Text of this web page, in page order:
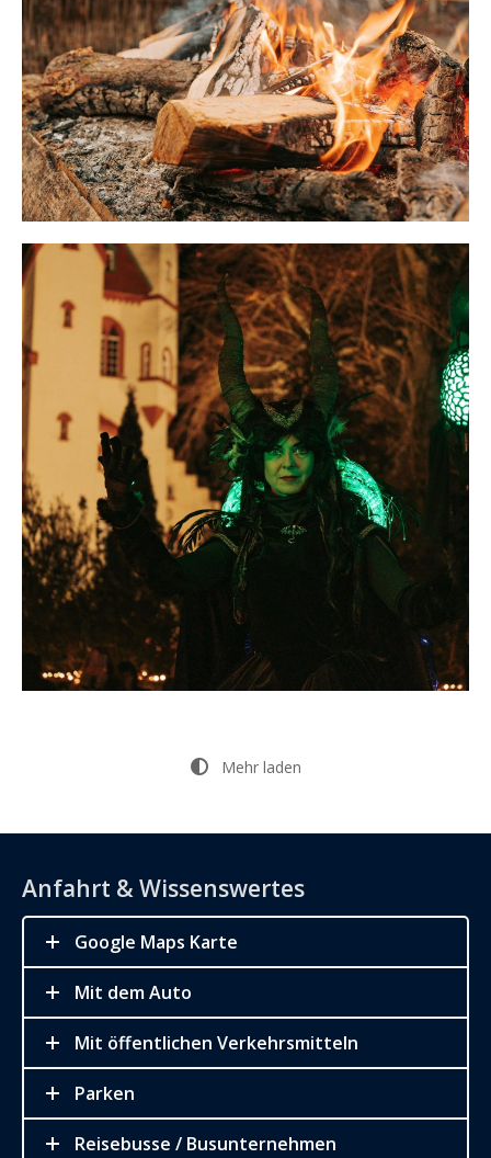
Mehr laden
Anfahrt & Wissenswertes
Google Maps Karte
Mit dem Auto
Mit öffentlichen Verkehrsmitteln
Parken
Reisebusse / Busunternehmen